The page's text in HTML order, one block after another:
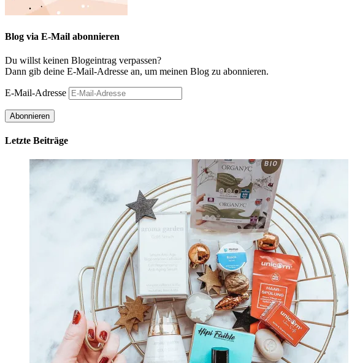
Blog via E-Mail abonnieren
Du willst keinen Blogeintrag verpassen?
Dann gib deine E-Mail-Adresse an, um meinen Blog zu abonnieren.
E-Mail-Adresse
Abonnieren
Letzte Beiträge